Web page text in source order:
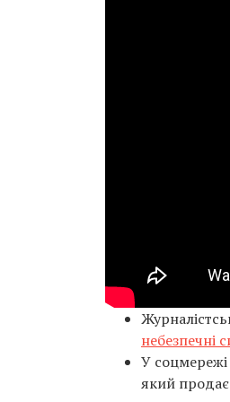
небезпечні
У соцмережі
який